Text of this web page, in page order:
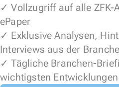
✓ Vollzugriff auf alle
ePaper
✓ Exklusive Analysen,
Interviews aus der Branche
✓ Tägliche Branchen-
wichtigsten Entwicklungen